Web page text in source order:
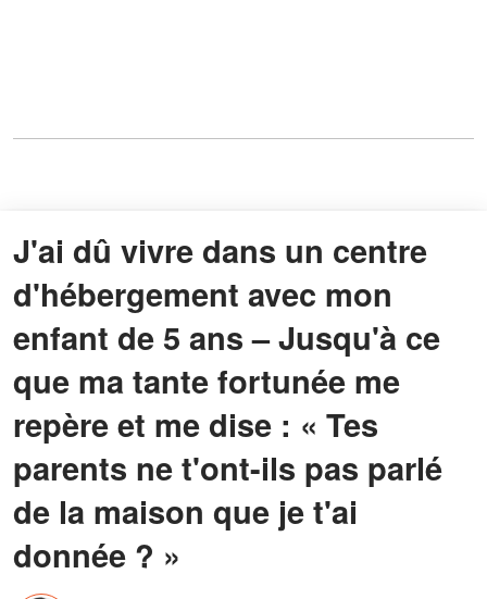
J'ai dû vivre dans un centre
d'hébergement avec mon
enfant de 5 ans – Jusqu'à ce
que ma tante fortunée me
repère et me dise : « Tes
parents ne t'ont-ils pas parlé
de la maison que je t'ai
donnée ? »